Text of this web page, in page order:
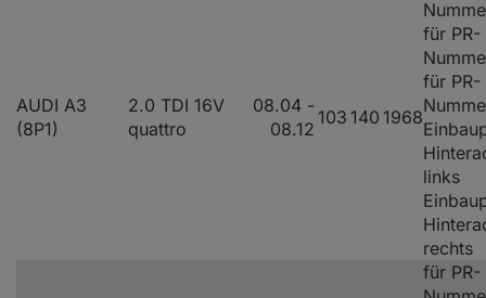
AUDI A3
(8P1)
2.0 TDI 16V
quattro
08.04 -
08.12
103 140 1968
für PR-
für PR-
links
rechts
für PR-